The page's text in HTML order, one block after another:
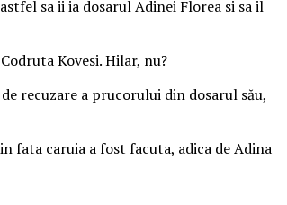
sa ii ia dosarul Adinei Florea si sa il
Kovesi. Hilar, nu?
recuzare a prucorului din dosarul său,
fata caruia a fost facuta, adica de Adina